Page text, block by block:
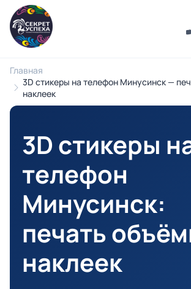
Главная
3D стикеры на телефон Минусинск —
наклеек
3D стикеры
телефон
Минусинск:
печать
наклеек